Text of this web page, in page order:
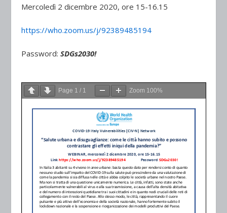
Mercoledì 2 dicembre 2020, ore 15-16.15
https://who.zoom.us/j/92389485194
Password:SDGs2030!
Page 1 / 1 Zoom 100%